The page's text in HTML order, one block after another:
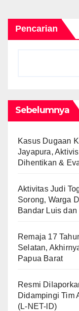
Pencarian
Sebelumnya
Kasus Dugaan
Jayapura,
Dihentikan &
Aktivitas Judi
Sorong, Warga
Bandar Luis
Remaja 17
Selatan,
Papua Barat
Resmi
Didampingi Tim
(L-NET-ID)